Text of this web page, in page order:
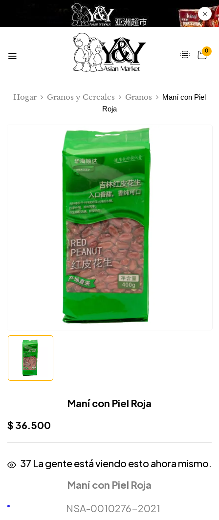
0
Hogar Granos y Cereales Granos
Maní con Piel
Roja
Maní con Piel Roja
$ 36.500
37 La gente está viendo esto ahora mismo.
Maní con Piel Roja
NSA-0010276-2021